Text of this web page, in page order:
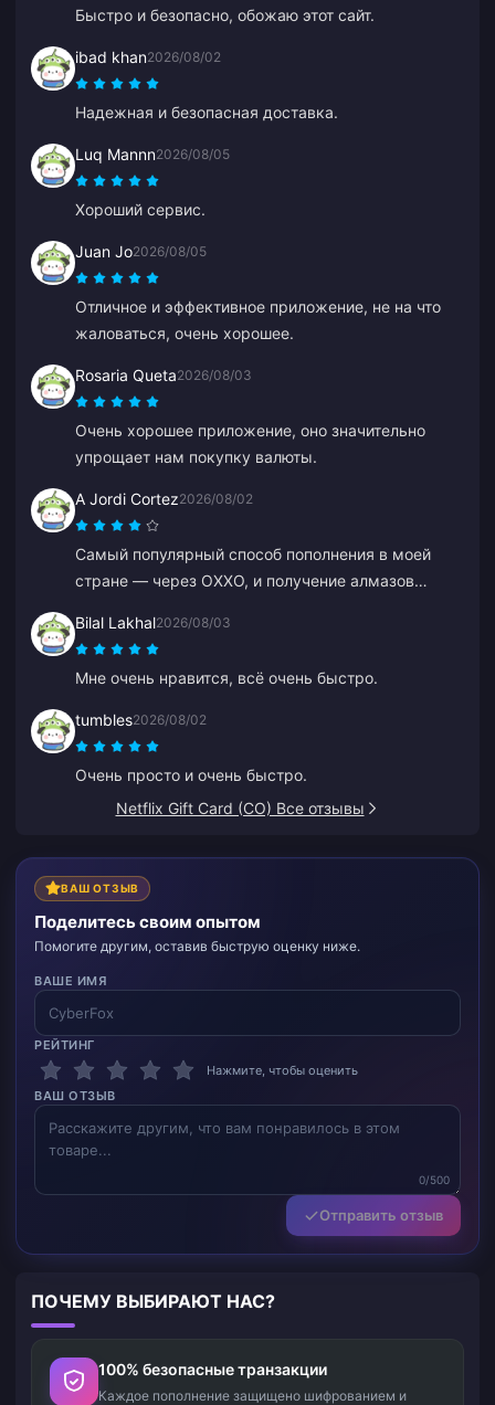
Быстро и безопасно, обожаю этот сайт.
ibad khan2026/08/02
Надежная и безопасная доставка.
Luq Mannn2026/08/05
Хороший сервис.
Juan Jo2026/08/05
Отличное и эффективное приложение, не на что
жаловаться, очень хорошее.
Rosaria Queta2026/08/03
Очень хорошее приложение, оно значительно
упрощает нам покупку валюты.
A Jordi Cortez2026/08/02
Самый популярный способ пополнения в моей
стране — через OXXO, и получение алмазов
Bilal Lakhal2026/08/03
Мне очень нравится, всё очень быстро.
tumbles2026/08/02
Очень просто и очень быстро.
Netflix Gift Card (CO) Все отзывы
ВАШ ОТЗЫВ
Поделитесь своим опытом
Помогите другим, оставив быструю оценку ниже.
ВАШЕ ИМЯ
РЕЙТИНГ
Нажмите, чтобы оценить
ВАШ ОТЗЫВ
0/500
Отправить отзыв
ПОЧЕМУ ВЫБИРАЮТ НАС?
100% безопасные транзакции
Каждое пополнение защищено шифрованием и